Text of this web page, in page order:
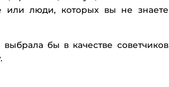
или люди, которых вы не знаете
бы в качестве советчиков